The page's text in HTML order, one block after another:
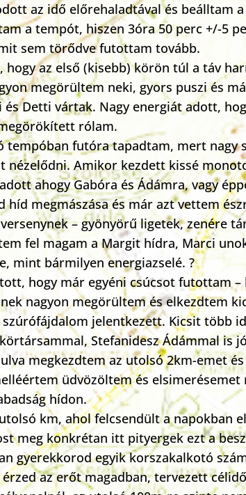
az idő előrehaladtával és beálltam
a tempót, hiszen 3óra 50 perc +/-5
sem törődve futottam tovább.
hogy az első (kisebb) körön túl a táv
megörültem neki, gyors puszi és
és Detti vártak. Nagy energiát adott,
rólam.
tempóban futóra tapadtam, mert nagy
nézelődni. Amikor kezdett kissé
ahogy Gabóra és Ádámra, vagy
híd megmászása és már azt vettem
– gyönyörű ligetek, zenére
fel magam a Margit hídra, Marci
mint bármilyen energiazselé. ?
hogy már egyéni csúcsot futottam
nagyon megörültem és elkezdtem
jelentkezett. Kicsit több
Stefanidesz Ádámmal is
megkezdtem az utolsó 2km-emet
üdvözöltem és
hídon.
km, ahol felcsendült a napokban
meg konkrétan itt pityergek ezt a
gyerekkorod egyik korszakalkotó
az erőt magadban, tervezett